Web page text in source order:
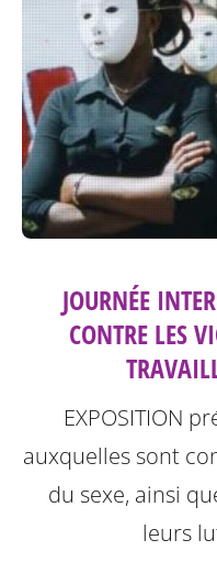
JOURNÉE
CONTRE LES
EXPOSITION
auxquelles sont
du sexe, ainsi
leurs